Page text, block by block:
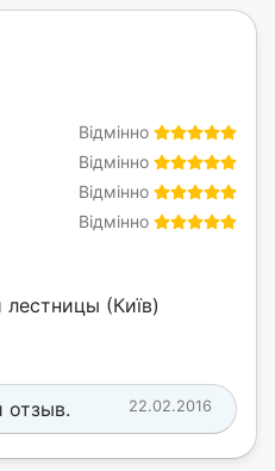
Відмінно
Відмінно
Відмінно
Відмінно
(Київ)
22.02.2016
отзыв.